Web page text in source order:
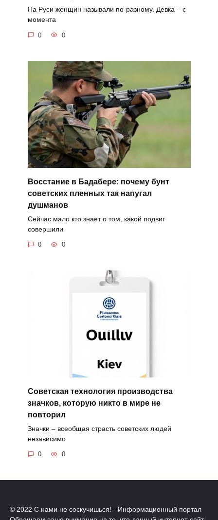
На Руси женщин называли по-разному. Девка – с
момента
0 0
Восстание в Бадабере: почему бунт
советских пленных так напугал
душманов
Сейчас мало кто знает о том, какой подвиг
совершили
0 0
Советская технология производства
значков, которую никто в мире не
повторил
Значки – всеобщая страсть советских людей
независимо
0 0
© 2022 С нами не соскучишься! - Информационный портал